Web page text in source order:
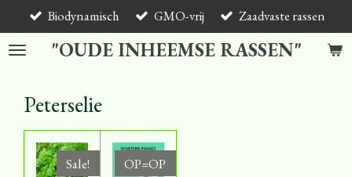
direct
naar
hoofdinhoud
"OUDE INHEEMSE RASSEN"
Biodynamisch GMO-vrij Zaadvaste rassen
Peterselie
Sale! OP=OP